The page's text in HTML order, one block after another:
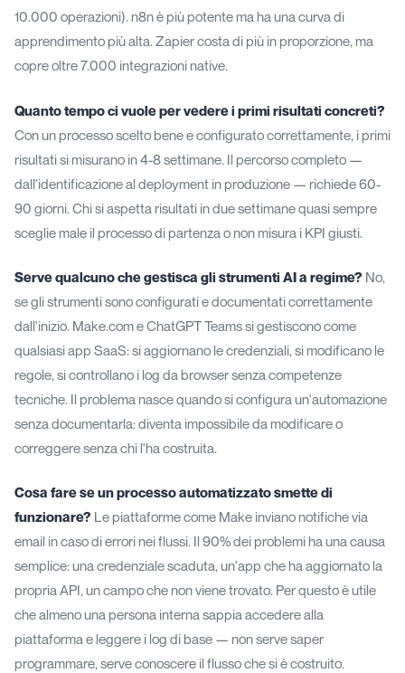
10.000 operazioni). n8n è più potente ma ha una curva di
apprendimento più alta. Zapier costa di più in proporzione, ma
copre oltre 7.000 integrazioni native.
Quanto tempo ci vuole per vedere i primi risultati concreti?
Con un processo scelto bene e configurato correttamente, i primi
risultati si misurano in 4-8 settimane. Il percorso completo —
dall'identificazione al deployment in produzione — richiede 60-
90 giorni. Chi si aspetta risultati in due settimane quasi sempre
sceglie male il processo di partenza o non misura i KPI giusti.
Serve qualcuno che gestisca gli strumenti AI a regime? No,
se gli strumenti sono configurati e documentati correttamente
dall'inizio. Make.com e ChatGPT Teams si gestiscono come
qualsiasi app SaaS: si aggiornano le credenziali, si modificano le
regole, si controllano i log da browser senza competenze
tecniche. Il problema nasce quando si configura un'automazione
senza documentarla: diventa impossibile da modificare o
correggere senza chi l'ha costruita.
Cosa fare se un processo automatizzato smette di
funzionare? Le piattaforme come Make inviano notifiche via
email in caso di errori nei flussi. Il 90% dei problemi ha una causa
semplice: una credenziale scaduta, un'app che ha aggiornato la
propria API, un campo che non viene trovato. Per questo è utile
che almeno una persona interna sappia accedere alla
piattaforma e leggere i log di base — non serve saper
programmare, serve conoscere il flusso che si è costruito.